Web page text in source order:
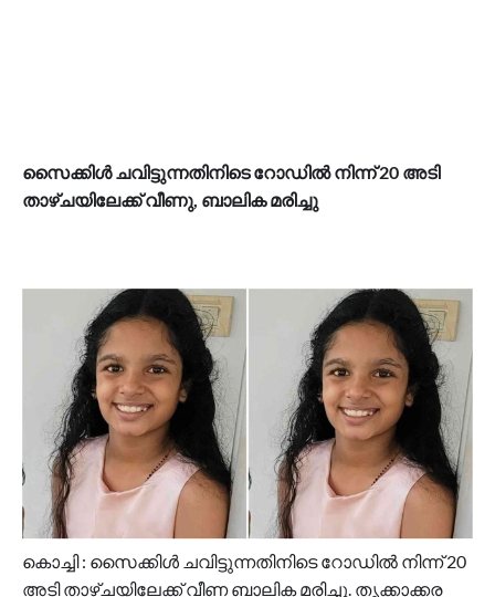
സൈക്കിൾ ചവിട്ടുന്നതിനിടെ റോഡിൽ നിന്ന് 20 അടി
താഴ്ചയിലേക്ക് വീണു, ബാലിക മരിച്ചു
കൊച്ചി : സൈക്കിൾ ചവിട്ടുന്നതിനിടെ റോഡിൽ നിന്ന് 20
അടി താഴ്ചയിലേക്ക് വീണ ബാലിക മരിച്ചു. തൃക്കാക്കര